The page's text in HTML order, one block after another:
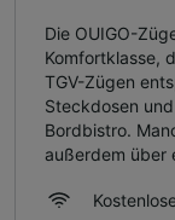
Die OUIGO-
Komfortklasse,
TGV-Zügen
Steckdosen
Bordbistro.
außerdem über